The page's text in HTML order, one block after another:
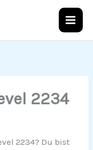
2234
2234? Du bist